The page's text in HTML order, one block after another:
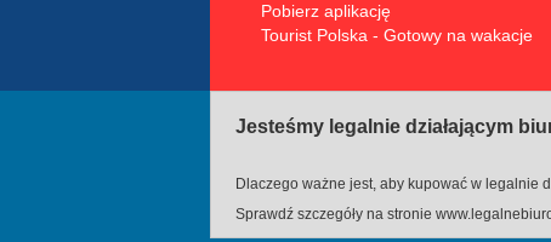
Pobierz aplikację
Tourist Polska - Gotowy na wakacje
Jesteśmy legalnie działającym
Dlaczego ważne jest, aby kupować w legalnie
Sprawdź szczegóły na stronie